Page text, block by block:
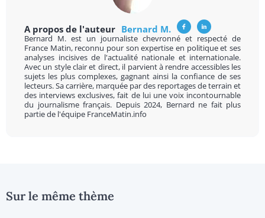
A propos de l'auteur Bernard M.
Bernard M. est un journaliste chevronné et respecté de
France Matin, reconnu pour son expertise en politique et ses
analyses incisives de l'actualité nationale et internationale.
Avec un style clair et direct, il parvient à rendre accessibles les
sujets les plus complexes, gagnant ainsi la confiance de ses
lecteurs. Sa carrière, marquée par des reportages de terrain et
des interviews exclusives, fait de lui une voix incontournable
du journalisme français. Depuis 2024, Bernard ne fait plus
partie de l'équipe FranceMatin.info
Sur le même thème